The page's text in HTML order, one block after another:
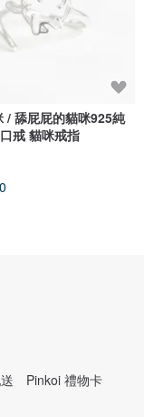
/ 舔屁屁的貓咪925純
戒 貓咪戒指
Pinkoi 禮物卡